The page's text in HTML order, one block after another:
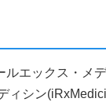
エックス・メデ
ィシン